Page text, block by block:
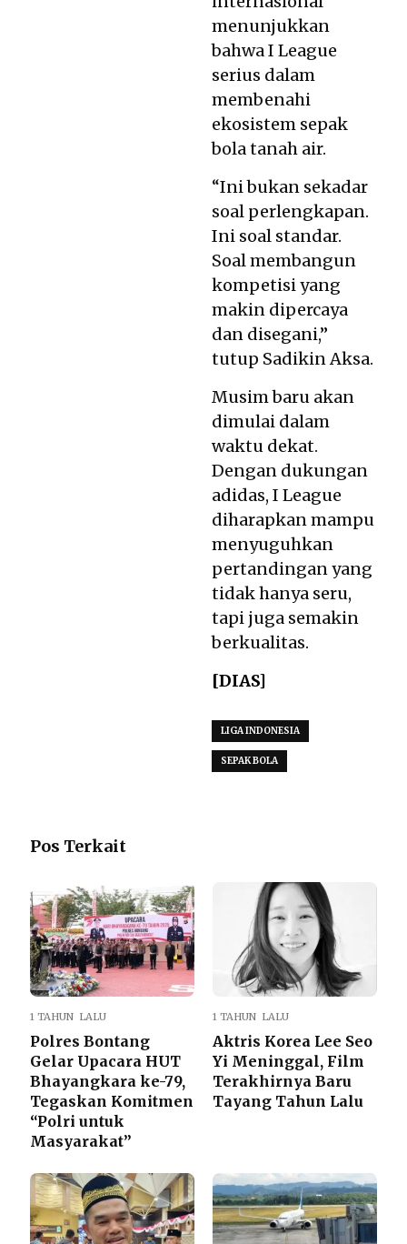
menunjukkan
bahwa I League
serius dalam
membenahi
ekosistem sepak
bola tanah air.
“Ini bukan sekadar
soal perlengkapan.
Ini soal standar.
Soal membangun
kompetisi yang
makin dipercaya
dan disegani,”
tutup Sadikin Aksa.
Musim baru akan
dimulai dalam
waktu dekat.
Dengan dukungan
adidas, I League
diharapkan mampu
menyuguhkan
pertandingan yang
tidak hanya seru,
tapi juga semakin
berkualitas.
[DIAS]
LIGA INDONESIA
SEPAK BOLA
Pos Terkait
1 TAHUN LALU
Polres Bontang
Gelar Upacara HUT
Bhayangkara ke-79,
Tegaskan Komitmen
“Polri untuk
Masyarakat”
1 TAHUN LALU
Aktris Korea Lee Seo
Yi Meninggal, Film
Terakhirnya Baru
Tayang Tahun Lalu